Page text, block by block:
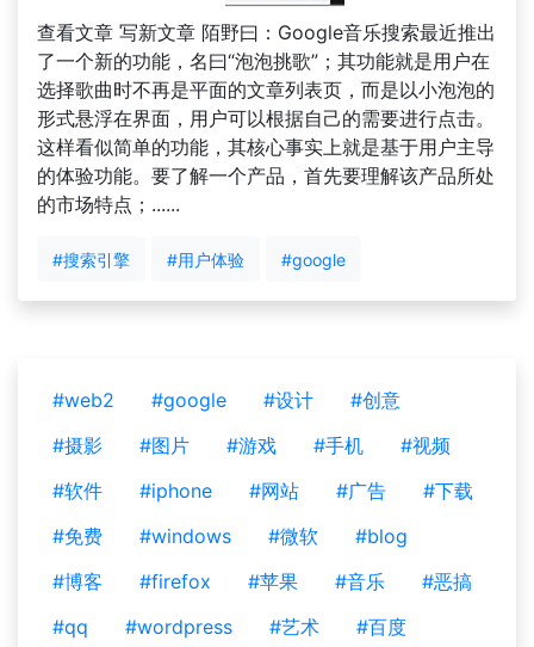
查看文章 写新文章 陌野曰：Google音乐搜索最近推出
了一个新的功能，名曰“泡泡挑歌”；其功能就是用户在
选择歌曲时不再是平面的文章列表页，而是以小泡泡的
形式悬浮在界面，用户可以根据自己的需要进行点击。
这样看似简单的功能，其核心事实上就是基于用户主导
的体验功能。要了解一个产品，首先要理解该产品所处
的市场特点；......
#搜索引擎 #用户体验 #google
#web2 #google #设计
#创意
#摄影
#图片 #游戏 #手机
#视频
#软件
#iphone #网站 #广告
#下载
#免费
#windows #微软
#blog
#博客
#firefox #苹果 #音乐
#恶搞
#qq
#wordpress #艺术
#百度